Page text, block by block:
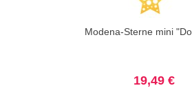
Modena-Sterne mini
19,49 €